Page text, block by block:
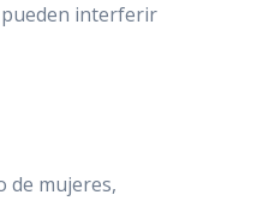
pueden interferir
de mujeres,